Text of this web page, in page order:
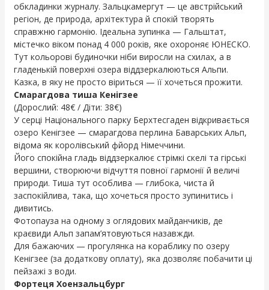
обкладинки журналу. Зальцкамергут — це австрійський
регіон, де природа, архітектура й спокій творять
справжню гармонію. Ідеальна зупинка — Гальштат,
містечко віком понад 4 000 років, яке охороняє ЮНЕСКО.
Тут кольорові будиночки ніби виросли на схилах, а в
гладенькій поверхні озера віддзеркалюються Альпи.
Казка, в яку не просто віриться — її хочеться прожити.
Смарагдова тиша Кенігзее
(Дорослий: 48€ / Діти: 38€)
У серці Національного парку Берхтесгаден відкривається
озеро Кенігзее — смарагдова перлина Баварських Альп,
відома як королівський фйорд Німеччини.
Його спокійна гладь віддзеркалює стрімкі скелі та гірські
вершини, створюючи відчуття повної гармонії й величі
природи. Тиша тут особлива — глибока, чиста й
заспокійлива, така, що хочеться просто зупинитись і
дивитись.
Фотопауза на одному з оглядових майданчиків, де
краєвиди Альп запам’ятовуються назавжди.
Для бажаючих — прогулянка на кораблику по озеру
Кенігзее (за додаткову оплату), яка дозволяє побачити ці
пейзажі з води.
Фортеця Хоензальцбург